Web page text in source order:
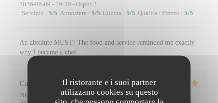
Il ristorante e i suoi partner
utilizzano cookies su questo
2026-08-09 - 19:30 - Ospiti 3
Servizio : 5/5 Atmosfera : 5/5 Cucina : 5/5 Qualità / Prezzo : 5/5
An absolute MUST! The food and service reminded me exactly
why I became a chef.
Catherine
2026-08-07
- 12:00 - Ospiti 2